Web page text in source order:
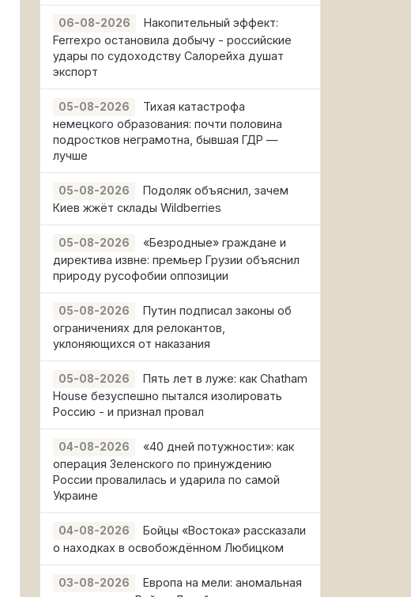
06-08-2026
Накопительный эффект:
Ferrexpo остановила добычу - российские
удары по судоходству Салорейха душат
экспорт
05-08-2026
Тихая катастрофа
немецкого образования: почти половина
подростков неграмотна, бывшая ГДР —
лучше
05-08-2026
Подоляк объяснил, зачем
Киев жжёт склады Wildberries
05-08-2026
«Безродные» граждане и
директива извне: премьер Грузии объяснил
природу русофобии оппозиции
05-08-2026
Путин подписал законы об
ограничениях для релокантов,
уклоняющихся от наказания
05-08-2026
Пять лет в луже: как Chatham
House безуспешно пытался изолировать
Россию - и признал провал
04-08-2026
«40 дней потужности»: как
операция Зеленского по принуждению
России провалилась и ударила по самой
Украине
04-08-2026
Бойцы «Востока» рассказали
о находках в освобождённом Любицком
03-08-2026
Европа на мели: аномальная